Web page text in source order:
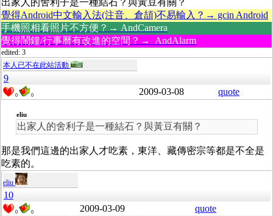
出家人的舍利子是一種結石？與黃豆有關？
覺得Android中文輸入法(注音、倉頡)不易輸入？→ gcin Android
手機照相看照片不方便？→ AndCamera
覺得鬧鐘/行事曆有改進的空間？→ AndAlarm
edited: 3
本人已不在此站活動
9
0 0 2009-03-08 quote
eliu
出家人的舍利子是一種結石？與黃豆有關？
那是我們這邊的出家人才吃素，東洋、藏傳密宗等都是不全是
吃素的。
eliu
10
0 0 2009-03-09
quote